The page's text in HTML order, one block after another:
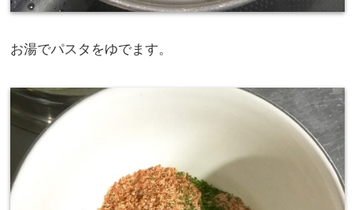
お湯でパスタをゆでます。